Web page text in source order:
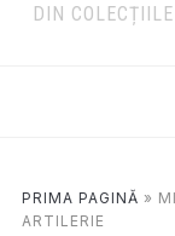
DIN
PRIMA PAGINĂ »
ARTILERIE